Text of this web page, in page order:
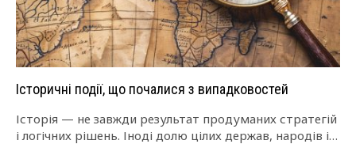
Історичні події, що почалися з випадковостей
Історія — не завжди результат продуманих стратегій
і логічних рішень. Іноді долю цілих держав, народів і